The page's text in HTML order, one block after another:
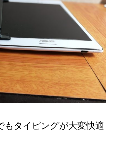
もタイピングが大変快適